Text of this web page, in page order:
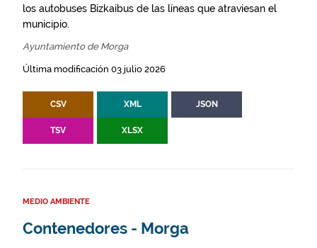
los autobuses Bizkaibus de las líneas que atraviesan el
municipio.
Ayuntamiento de Morga
Última modificación 03 julio 2026
CSV XML JSON
TSV XLSX
MEDIO AMBIENTE
Contenedores - Morga